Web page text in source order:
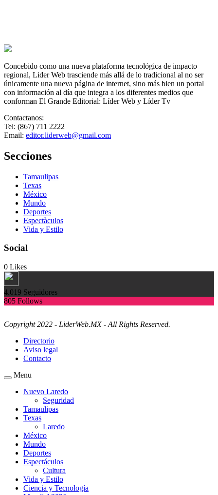
Concebido como una nueva plataforma tecnológica de impacto
regional, Lider Web trasciende más allá de lo tradicional al no ser
únicamente una nueva página de internet, sino más bien un portal
con información al día que integra a los diferentes medios que
conforman El Grande Editorial: Líder Web y Líder Tv
Contactanos:
Tel: (867) 711 2222
Email: editor.liderweb@gmail.com
Secciones
Tamaulipas
Texas
México
Mundo
Deportes
Espectàculos
Vida y Estilo
Social
0 Likes
4.019 Seguidores
805 Follows
Copyright 2022 - LiderWeb.MX - All Rights Reserved.
Directorio
Aviso legal
Contacto
Menu
Nuevo Laredo
Seguridad
Tamaulipas
Texas
Laredo
México
Mundo
Deportes
Espectáculos
Cultura
Vida y Estilo
Ciencia y Tecnología